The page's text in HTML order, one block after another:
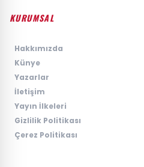
KURUMSAL
Hakkımızda
Künye
Yazarlar
İletişim
Yayın İlkeleri
Gizlilik Politikası
Çerez Politikası